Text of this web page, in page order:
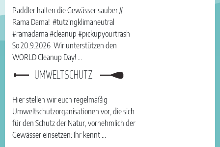
Paddler halten die Gewässer sauber //
Rama Dama! #tutzingklimaneutral
#ramadama #cleanup #pickupyourtrash
So 20.9.2026 Wir unterstützen den
WORLD Cleanup Day! ...
UMWELTSCHUTZ
Hier stellen wir euch regelmäßig
Umweltschutzorganisationen vor, die sich
für den Schutz der Natur, vornehmlich der
Gewässer einsetzen: Ihr kennt …